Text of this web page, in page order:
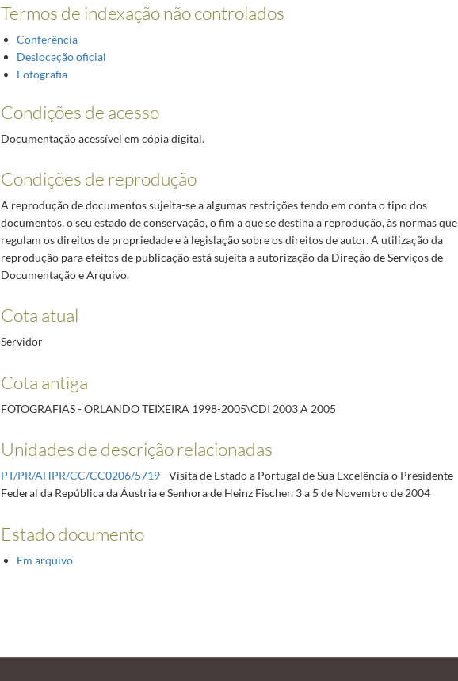
Termos de indexação não controlados
Conferência
Deslocação oficial
Fotografia
Condições de acesso
Documentação acessível em cópia digital.
Condições de reprodução
A reprodução de documentos sujeita-se a algumas restrições tendo em conta o tipo dos
documentos, o seu estado de conservação, o fim a que se destina a reprodução, às normas que
regulam os direitos de propriedade e à legislação sobre os direitos de autor. A utilização da
reprodução para efeitos de publicação está sujeita a autorização da Direção de Serviços de
Documentação e Arquivo.
Cota atual
Servidor
Cota antiga
FOTOGRAFIAS - ORLANDO TEIXEIRA 1998-2005\CDI 2003 A 2005
Unidades de descrição relacionadas
PT/PR/AHPR/CC/CC0206/5719- Visita de Estado a Portugal de Sua Excelência o Presidente
Federal da República da Áustria e Senhora de Heinz Fischer. 3 a 5 de Novembro de 2004
Estado documento
Em arquivo